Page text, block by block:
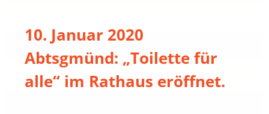
10. Januar 2020
Abtsgmünd: „Toilette für
alle“ im Rathaus eröffnet.